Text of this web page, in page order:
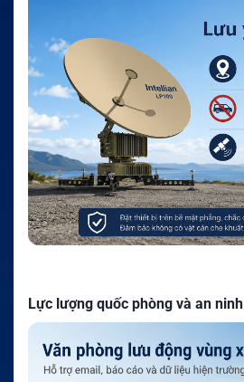
Lực lượng quốc phòng và an ninh